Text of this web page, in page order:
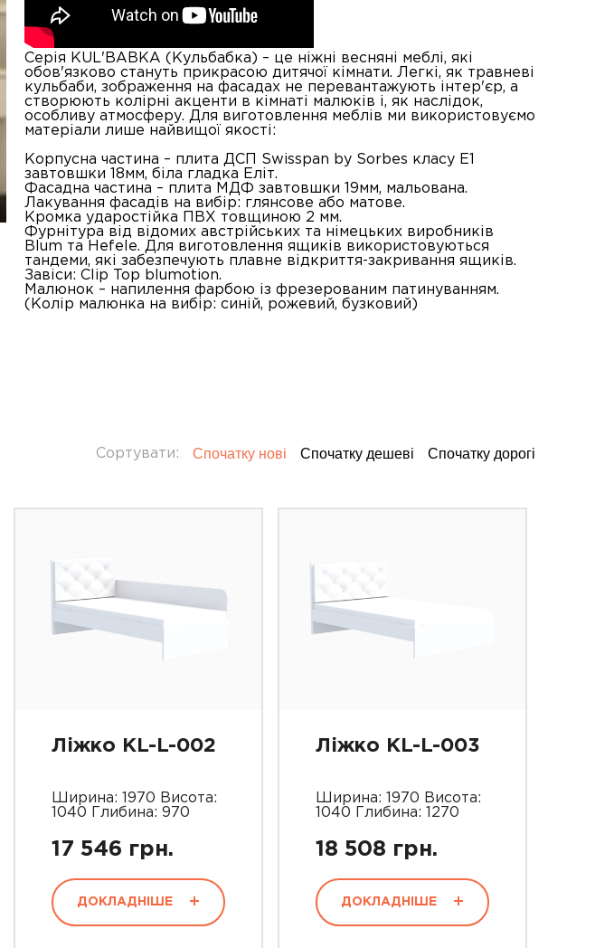
Серія KUL'BABKA (Кульбабка) – це ніжні весняні меблі, які
обов'язково стануть прикрасою дитячої кімнати. Легкі, як травневі
кульбаби, зображення на фасадах не перевантажують інтер'єр, а
створюють колірні акценти в кімнаті малюків і, як наслідок,
особливу атмосферу. Для виготовлення меблів ми використовуємо
матеріали лише найвищої якості:
Корпусна частина – плита ДСП Swisspan by Sorbes класу Е1
завтовшки 18мм, біла гладка Еліт.
Фасадна частина – плита МДФ завтовшки 19мм, мальована.
Лакування фасадів на вибір: глянсове або матове.
Кромка ударостійка ПВХ товщиною 2 мм.
Фурнітура від відомих австрійських та німецьких виробників
Blum та Hefele. Для виготовлення ящиків використовуються
тандеми, які забезпечують плавне відкриття-закривання ящиків.
Завіси: Clip Top blumotion.
Малюнок – напилення фарбою із фрезерованим патинуванням.
(Колір малюнка на вибір: синій, рожевий, бузковий)
Сортувати: Спочатку нові Спочатку дешеві Спочатку дорогі
Ліжко KL-L-002
Ширина: 1970 Висота:
1040 Глибина: 970
17 546 грн.
ДОКЛАДНІШЕ
Ліжко KL-L-003
Ширина: 1970 Висота:
1040 Глибина: 1270
18 508 грн.
ДОКЛАДНІШЕ